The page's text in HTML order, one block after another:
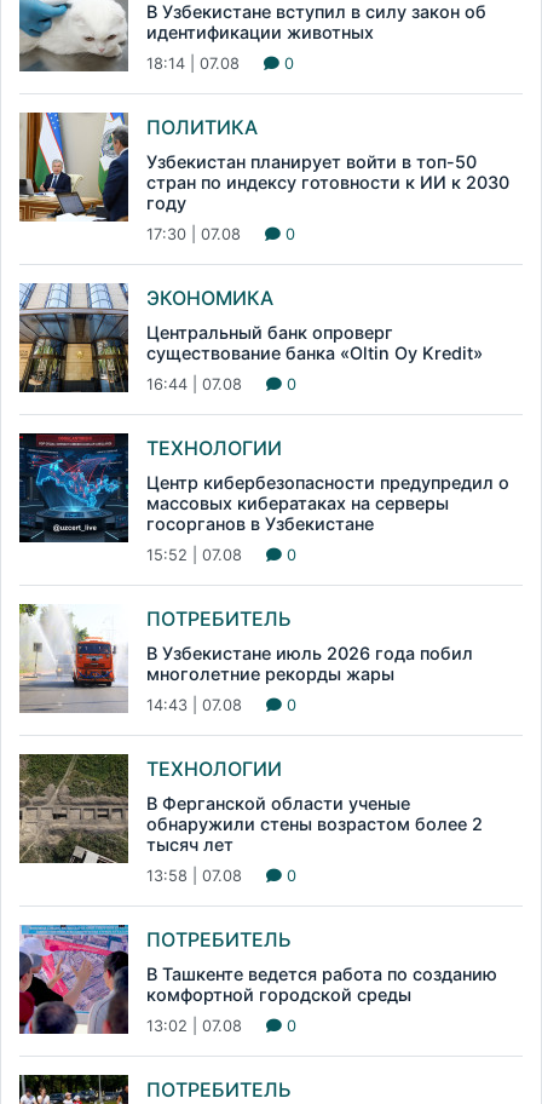
В Узбекистане вступил в силу закон об
идентификации животных
18:14 | 07.08 0
ПОЛИТИКА
Узбекистан планирует войти в топ-50
стран по индексу готовности к ИИ к 2030
году
17:30 | 07.08 0
ЭКОНОМИКА
Центральный банк опроверг
существование банка «Oltin Oy Kredit»
16:44 | 07.08 0
ТЕХНОЛОГИИ
Центр кибербезопасности предупредил о
массовых кибератаках на серверы
госорганов в Узбекистане
15:52 | 07.08 0
ПОТРЕБИТЕЛЬ
В Узбекистане июль 2026 года побил
многолетние рекорды жары
14:43 | 07.08 0
ТЕХНОЛОГИИ
В Ферганской области ученые
обнаружили стены возрастом более 2
тысяч лет
13:58 | 07.08 0
ПОТРЕБИТЕЛЬ
В Ташкенте ведется работа по созданию
комфортной городской среды
13:02 | 07.08 0
ПОТРЕБИТЕЛЬ